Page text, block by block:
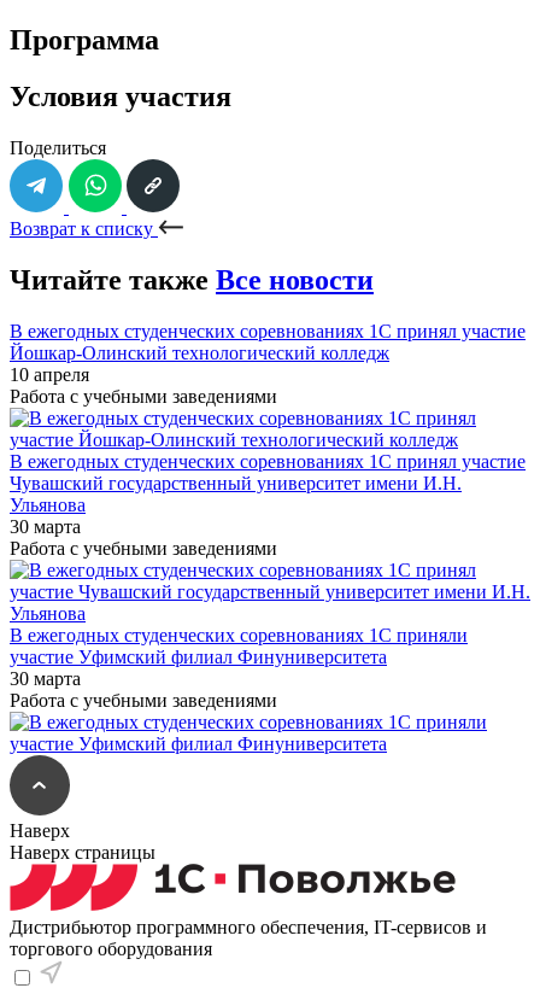
Программа
Условия участия
Поделиться
Возврат к списку
Читайте также Все новости
В ежегодных студенческих соревнованиях 1С принял участие
Йошкар-Олинский технологический колледж
10 апреля
Работа с учебными заведениями
В ежегодных студенческих соревнованиях 1С принял участие
Чувашский государственный университет имени И.Н.
Ульянова
30 марта
Работа с учебными заведениями
В ежегодных студенческих соревнованиях 1С приняли
участие Уфимский филиал Финуниверситета
30 марта
Работа с учебными заведениями
Наверх
Наверх страницы
Дистрибьютор программного обеспечения, IT-сервисов и
торгового оборудования